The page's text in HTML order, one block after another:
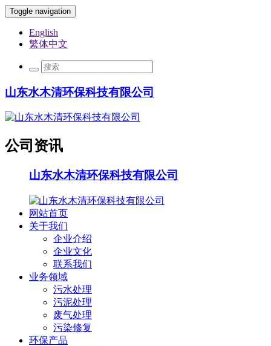
Toggle navigation
English
繁体中文
山东水木清环保科技有限公司
公司资讯
山东水木清环保科技有限公司
网站首页
关于我们
企业介绍
企业文化
联系我们
业务领域
污水处理
污泥处理
废气处理
污染修复
环保产品